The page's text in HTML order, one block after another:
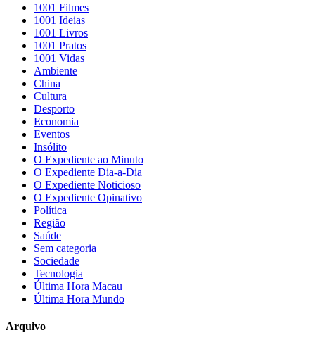
1001 Filmes
1001 Ideias
1001 Livros
1001 Pratos
1001 Vidas
Ambiente
China
Cultura
Desporto
Economia
Eventos
Insólito
O Expediente ao Minuto
O Expediente Dia-a-Dia
O Expediente Noticioso
O Expediente Opinativo
Política
Região
Saúde
Sem categoria
Sociedade
Tecnologia
Última Hora Macau
Última Hora Mundo
Arquivo